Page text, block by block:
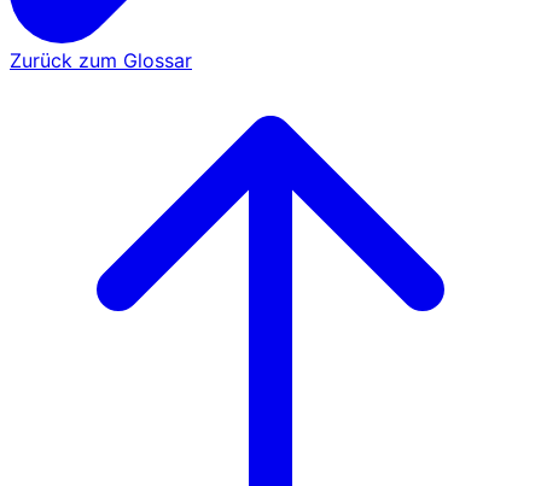
Zurück zum Glossar